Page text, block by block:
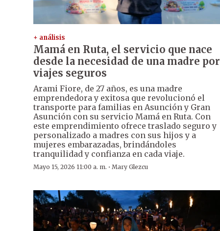
+ análisis
Mamá en Ruta, el servicio que nace
desde la necesidad de una madre por
viajes seguros
Arami Fiore, de 27 años, es una madre
emprendedora y exitosa que revolucionó el
transporte para familias en Asunción y Gran
Asunción con su servicio Mamá en Ruta. Con
este emprendimiento ofrece traslado seguro y
personalizado a madres con sus hijos y a
mujeres embarazadas, brindándoles
tranquilidad y confianza en cada viaje.
Mayo 15, 2026 11:00 a. m. · Mary Glezcu